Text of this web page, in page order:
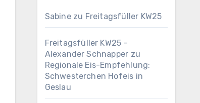
Sabinezu Freitagsfüller KW25
Freitagsfüller KW25 –
Alexander Schnapper zu
Regionale Eis-Empfehlung:
Schwesterchen Hofeis in
Geslau